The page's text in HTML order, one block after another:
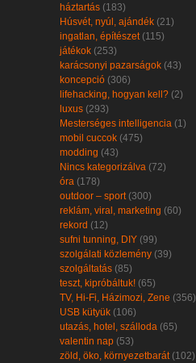
háztartás (183)
Húsvét, nyúl, ajándék (21)
ingatlan, építészet(115)
játékok (253)
karácsonyi pazarságok (43)
koncepció (306)
lifehacking, hogyan kell? (2)
luxus (293)
Mesterséges intelligencia (1)
mobil cuccok (475)
modding (43)
Nincs kategorizálva (72)
óra (178)
outdoor – sport(300)
reklám, viral, marketing (60)
rekord (12)
sufni tunning, DIY (99)
szolgálati közlemény (39)
szolgáltatás (85)
teszt, kipróbáltuk! (65)
TV, Hi-Fi, Házimozi, Zene (356)
USB kütyük (106)
utazás, hotel, szálloda (65)
valentin nap (53)
zöld, öko, környezetbarát(102)